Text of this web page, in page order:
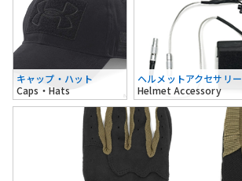
キャップ・ハット
Caps・Hats
ヘルメットアクセサリー
Helmet Accessory